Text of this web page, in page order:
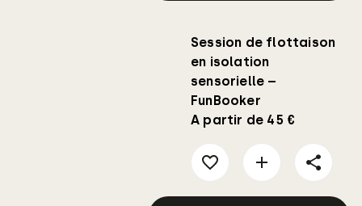
Session de flottaison
en isolation
sensorielle –
FunBooker
A partir de 45 €